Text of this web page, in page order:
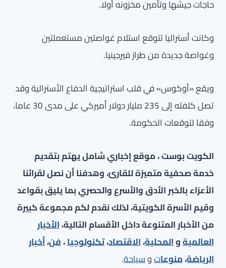
حاجات جيشها وتأمين مخزونه أولا.
وكانت أستراليا تتوقع استلام غواصتين مستعملتين
وغواصة جديدة من طراز فيرجينيا.
ويقع «أوكوس» في قلب استراتيجية الدفاع الأسترالية وقد
تصل كلفته إلى 235 مليار دولار أميركي على مدى 30 عاما،
وفقا لتوقعات الحكومة.
الكويت بوست ، موقع إخباري شامل يهتم بتقديم
خدمة صحفية متميزة للقارئ، وهدفنا أن نصل لقرائنا
الأعزاء بالخبر الأدق والأسرع والحصري بما يليق بقواعد
وقيم الأسرة الكويتية، لذلك نقدم لكم مجموعة كبيرة
من الأخبار المتنوعة داخل الأقسام التالية،الأخبار
العالميةوالمحلية،الاقتصاد،تكنولوجيا،فن،أخبار
الرياضة،منوعاتوسياحة.